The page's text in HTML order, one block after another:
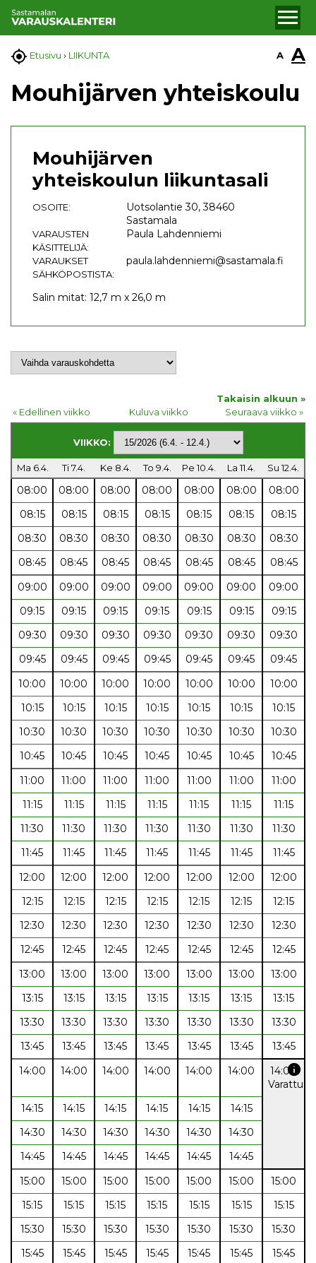
 Etusivu › LIIKUNTA A A
Mouhijärven yhteiskoulu
Mouhijärven
yhteiskoulun liikuntasali
OSOITE:
Uotsolantie 30, 38460
Sastamala
VARAUSTEN
KÄSITTELIJÄ:
Paula Lahdenniemi
VARAUKSET
SÄHKÖPOSTISTA:
paula.lahdenniemi@sastamala.fi
Salin mitat: 12,7 m x 26,0 m
Takaisin alkuun »
« Edellinen viikko
Kuluva viikko Seuraava viikko »
VIIKKO:
Ma 6.4. Ti 7.4. Ke 8.4. To 9.4. Pe 10.4. La 11.4. Su 12.4.
08:00 08:00 08:00 08:00 08:00 08:00
08:00
08:15
08:15 08:15 08:15 08:15 08:15
08:15
08:30
08:30 08:30 08:30 08:30 08:30
08:30
08:45
08:45 08:45 08:45 08:45 08:45
08:45
09:00
09:00 09:00 09:00 09:00 09:00
09:00
09:15
09:15 09:15 09:15 09:15 09:15
09:15
09:30
09:30 09:30 09:30 09:30 09:30
09:30
09:45
09:45 09:45 09:45 09:45 09:45
09:45
10:00
10:00 10:00 10:00 10:00 10:00
10:00
10:15
10:15 10:15 10:15 10:15 10:15
10:15
10:30
10:30 10:30 10:30 10:30 10:30
10:30
10:45
10:45 10:45 10:45 10:45 10:45
10:45
11:00
11:00 11:00 11:00 11:00 11:00
11:00
11:15
11:15 11:15 11:15 11:15 11:15
11:15
11:30
11:30 11:30 11:30 11:30 11:30
11:30
11:45
11:45 11:45 11:45 11:45 11:45
11:45
12:00
12:00 12:00 12:00 12:00 12:00
12:00
12:15
12:15 12:15 12:15 12:15 12:15
12:15
12:30
12:30 12:30 12:30 12:30 12:30
12:30
12:45
12:45 12:45 12:45 12:45 12:45
12:45
13:00
13:00 13:00 13:00 13:00 13:00
13:00
13:15
13:15 13:15 13:15 13:15 13:15
13:15
13:30
13:30 13:30 13:30 13:30 13:30
13:30
13:45
13:45 13:45 13:45 13:45 13:45
13:45
14:00
14:00 14:00 14:00 14:00 14:00 14:00info
Varattu
14:15
14:15 14:15 14:15 14:15
14:15
14:30
14:30 14:30 14:30 14:30
14:30
14:45
14:45 14:45 14:45 14:45
14:45
15:00
15:00 15:00 15:00 15:00 15:00
15:00
15:15
15:15 15:15 15:15 15:15 15:15
15:15
15:30
15:30 15:30 15:30 15:30 15:30
15:30
15:45
15:45 15:45 15:45 15:45 15:45
15:45